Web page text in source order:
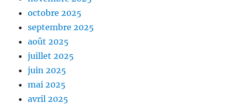
octobre 2025
septembre 2025
août 2025
juillet 2025
juin 2025
mai 2025
avril 2025